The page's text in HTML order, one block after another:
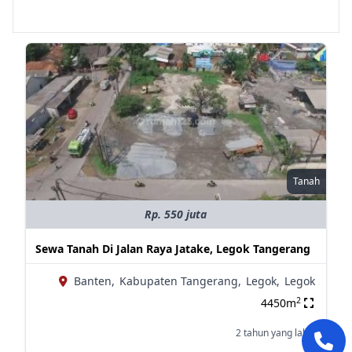
Tanah
Rp. 550 juta
Sewa Tanah Di Jalan Raya Jatake, Legok Tangerang
Banten, Kabupaten Tangerang, Legok, Legok
4450m2
2 tahun yang lalu